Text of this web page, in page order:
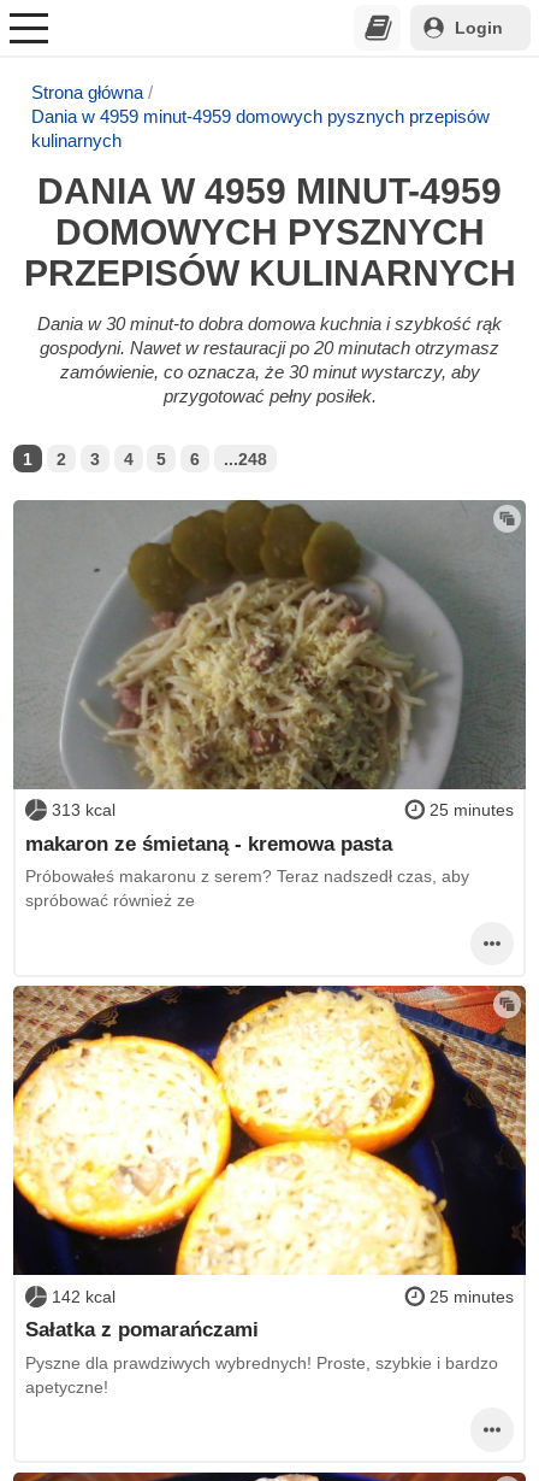
Login
Strona główna
Dania w 4959 minut-4959 domowych pysznych przepisów
kulinarnych
DANIA W 4959 MINUT-4959
DOMOWYCH PYSZNYCH
PRZEPISÓW KULINARNYCH
Dania w 30 minut-to dobra domowa kuchnia i szybkość rąk
gospodyni. Nawet w restauracji po 20 minutach otrzymasz
zamówienie, co oznacza, że 30 minut wystarczy, aby
przygotować pełny posiłek.
1 2 3 4 5 6 ...248
313 kcal 25 minutes
makaron ze śmietaną - kremowa pasta
Próbowałeś makaronu z serem? Teraz nadszedł czas, aby
spróbować również ze
142 kcal 25 minutes
Sałatka z pomarańczami
Pyszne dla prawdziwych wybrednych! Proste, szybkie i bardzo
apetyczne!